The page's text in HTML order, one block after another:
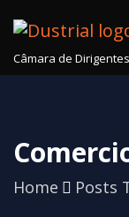
Câmara de
Home Posts